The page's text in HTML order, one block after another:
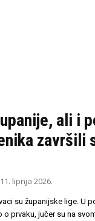
ali i
završili
11. lipnja 2026.
su županijske lige. U
o prvaku, jučer su na